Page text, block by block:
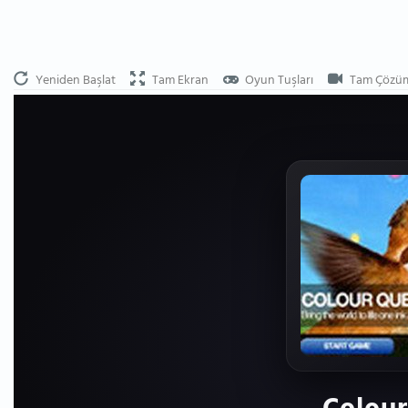
Yeniden Başlat Tam Ekran Oyun Tuşları Tam